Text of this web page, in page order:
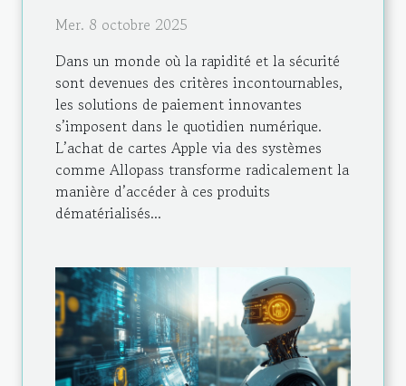
Mer. 8 octobre 2025
Dans un monde où la rapidité et la sécurité
sont devenues des critères incontournables,
les solutions de paiement innovantes
s’imposent dans le quotidien numérique.
L’achat de cartes Apple via des systèmes
comme Allopass transforme radicalement la
manière d’accéder à ces produits
dématérialisés...